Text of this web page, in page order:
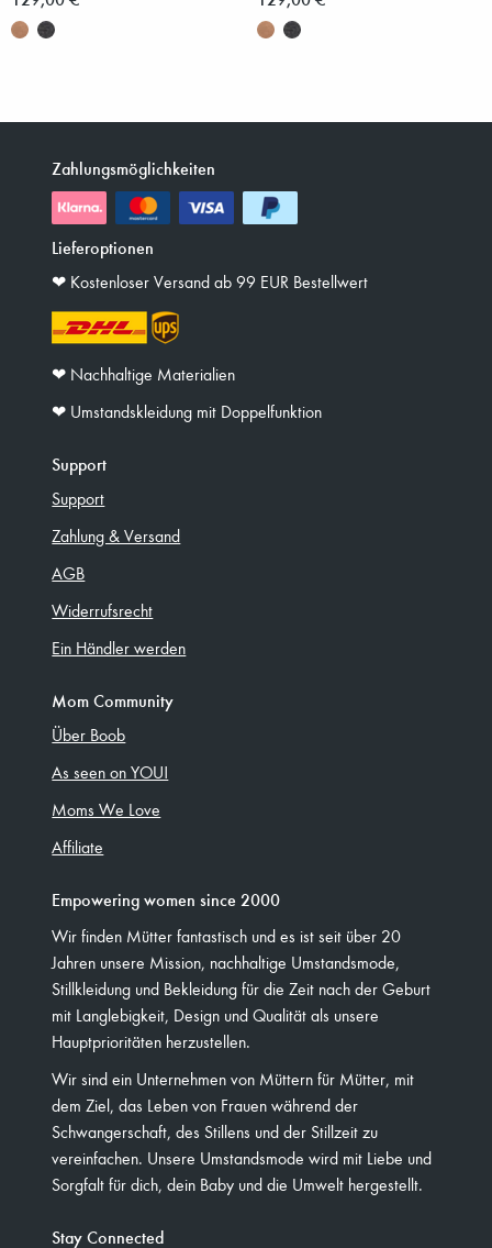
Zahlungsmöglichkeiten
Lieferoptionen
❤︎ Kostenloser Versand ab 99 EUR Bestellwert
❤︎ Nachhaltige Materialien
❤︎ Umstandskleidung mit Doppelfunktion
Support
Support
Zahlung & Versand
AGB
Widerrufsrecht
Ein Händler werden
Mom Community
Über Boob
As seen on YOU!
Moms We Love
Affiliate
Empowering women since 2000
Wir finden Mütter fantastisch und es ist seit über 20
Jahren unsere Mission, nachhaltige Umstandsmode,
Stillkleidung und Bekleidung für die Zeit nach der Geburt
mit Langlebigkeit, Design und Qualität als unsere
Hauptprioritäten herzustellen.
Wir sind ein Unternehmen von Müttern für Mütter, mit
dem Ziel, das Leben von Frauen während der
Schwangerschaft, des Stillens und der Stillzeit zu
vereinfachen. Unsere Umstandsmode wird mit Liebe und
Sorgfalt für dich, dein Baby und die Umwelt hergestellt.
Stay Connected